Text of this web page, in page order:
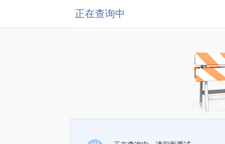
正在查询中